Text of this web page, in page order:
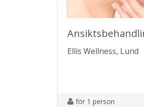
Ellis Wellness, Lund
för 1 person